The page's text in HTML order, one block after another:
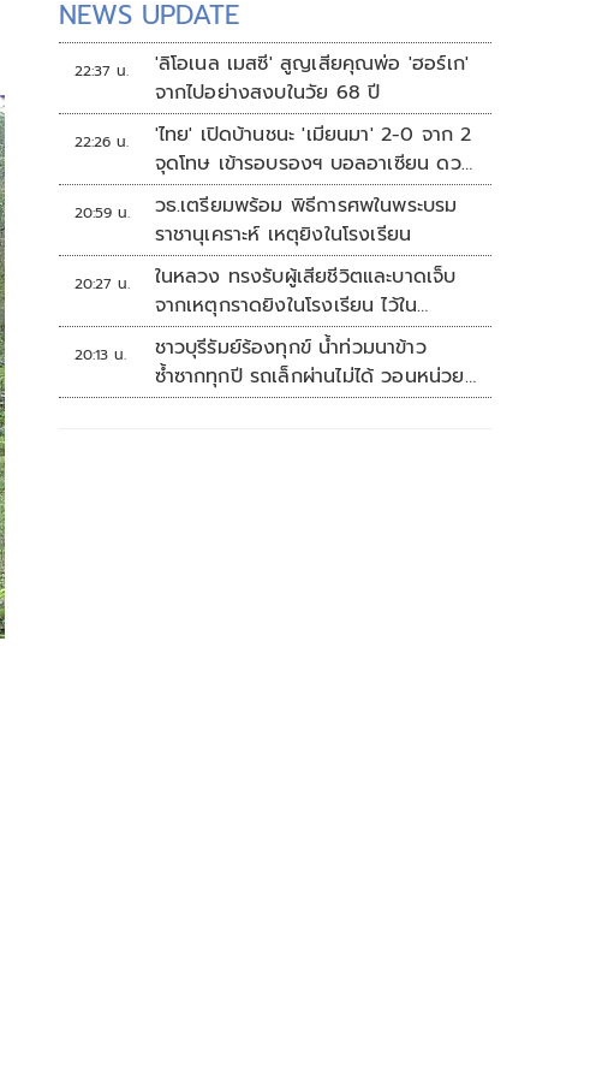
NEWS UPDATE
22:37 น.
'ลิโอเนล เมสซี' สูญเสียคุณพ่อ 'ฮอร์เก'
จากไปอย่างสงบในวัย 68 ปี
22:26 น.
'ไทย' เปิดบ้านชนะ 'เมียนมา' 2-0 จาก 2
จุดโทษ เข้ารอบรองฯ บอลอาเซียน ดวล
'สิงคโปร์'
20:59 น.
วธ.เตรียมพร้อม พิธีการศพในพระบรม
ราชานุเคราะห์ เหตุยิงในโรงเรียน
20:27 น.
ในหลวง ทรงรับผู้เสียชีวิตและบาดเจ็บ
จากเหตุกราดยิงในโรงเรียน ไว้ใน
พระบรมราชานุเคราะห์
20:13 น.
ชาวบุรีรัมย์ร้องทุกข์ น้ำท่วมนาข้าว
ซ้ำซากทุกปี รถเล็กผ่านไม่ได้ วอนหน่วย
งานเร่งแก้ไข